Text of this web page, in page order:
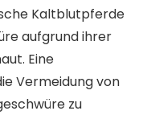
Kaltblutpferde
aufgrund ihrer
Eine
Vermeidung von
zu